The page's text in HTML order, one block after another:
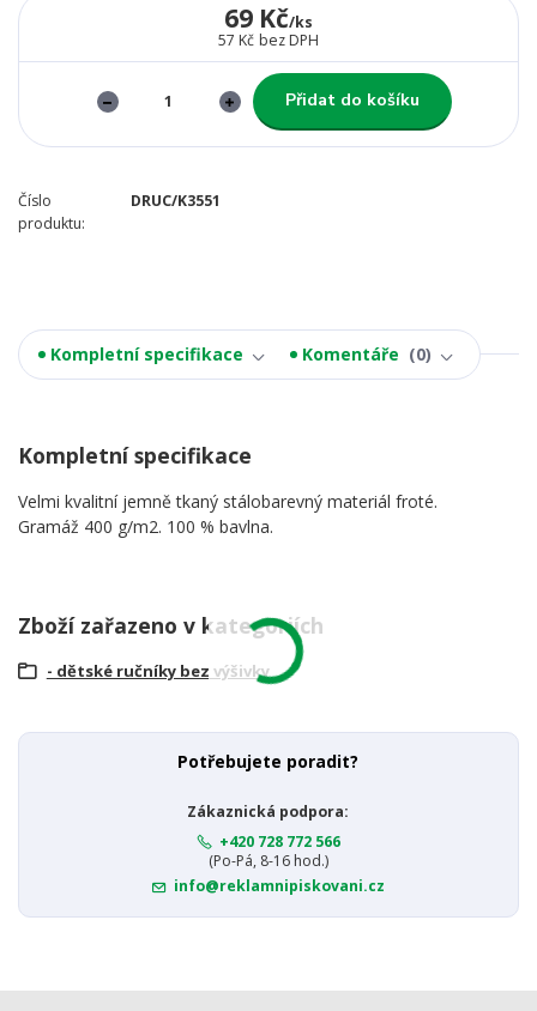
69 Kč/ks
57 Kč bez DPH
Přidat do košíku
Číslo
produktu:
DRUC/K3551
Kompletní specifikace Komentáře 0
Kompletní specifikace
Velmi kvalitní jemně tkaný stálobarevný materiál froté.
Gramáž 400 g/m2. 100 % bavlna.
Zboží zařazeno v kategoriích
- dětské ručníky bez výšivky
Potřebujete poradit?
Zákaznická podpora:
+420 728 772 566
(Po-Pá, 8-16 hod.)
info@reklamnipiskovani.cz